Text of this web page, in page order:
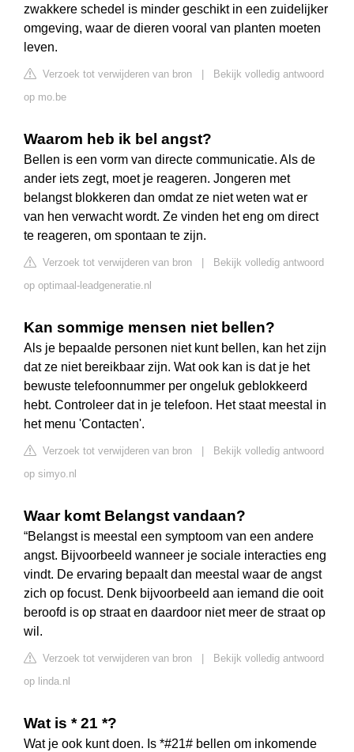
zwakkere schedel is minder geschikt in een zuidelijker
omgeving, waar de dieren vooral van planten moeten
leven.
Verzoek tot verwijderen van bron
Bekijk volledig antwoord
op mo.be
Waarom heb ik bel angst?
Bellen is een vorm van directe communicatie. Als de
ander iets zegt, moet je reageren. Jongeren met
belangst blokkeren dan omdat ze niet weten wat er
van hen verwacht wordt. Ze vinden het eng om direct
te reageren, om spontaan te zijn.
Verzoek tot verwijderen van bron
Bekijk volledig antwoord
op optimaal-leadgeneratie.nl
Kan sommige mensen niet bellen?
Als je bepaalde personen niet kunt bellen, kan het zijn
dat ze niet bereikbaar zijn. Wat ook kan is dat je het
bewuste telefoonnummer per ongeluk geblokkeerd
hebt. Controleer dat in je telefoon. Het staat meestal in
het menu 'Contacten'.
Verzoek tot verwijderen van bron
Bekijk volledig antwoord
op simyo.nl
Waar komt Belangst vandaan?
“Belangst is meestal een symptoom van een andere
angst. Bijvoorbeeld wanneer je sociale interacties eng
vindt. De ervaring bepaalt dan meestal waar de angst
zich op focust. Denk bijvoorbeeld aan iemand die ooit
beroofd is op straat en daardoor niet meer de straat op
wil.
Verzoek tot verwijderen van bron
Bekijk volledig antwoord
op linda.nl
Wat is * 21 *?
Wat je ook kunt doen. Is *#21# bellen om inkomende